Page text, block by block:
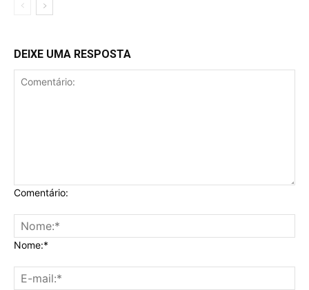
DEIXE UMA RESPOSTA
Comentário:
Nome:*